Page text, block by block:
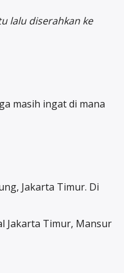
lalu diserahkan ke
masih ingat di mana
Jakarta Timur. Di
Jakarta Timur, Mansur